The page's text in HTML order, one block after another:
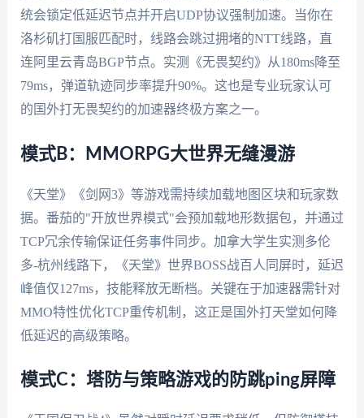
统会锁定低延迟节点并开启UDP协议强制加速。当你在
洛杉矶打国服匹配时，线路会跳过拥堵的NTT线路，直
连阿里云青岛BGP节点。实测《无畏契约》从180ms降至
79ms，弹道轨迹同步率提升90%。这也是专业玩家认可
的国外打无畏契约的加速器终极方案之一。
模式B：MMORPG大世界无缝漫游
《天堂》《剑网3》等游戏需持续加载地图区块和玩家数
据。番茄的"开放世界模式"会预加载地形数据包，并通过
TCP冗余传输保证任务事件同步。加拿大学生实测多伦
多-杭州线路下，《天堂》世界BOSS战百人同屏时，延迟
峰值仅127ms，技能释放无断档。关键在于加速器需针对
MMO特性优化TCP重传机制，这正是国外打天堂如何降
低延迟的高级策略。
模式C：塔防与策略游戏的防跳ping屏障